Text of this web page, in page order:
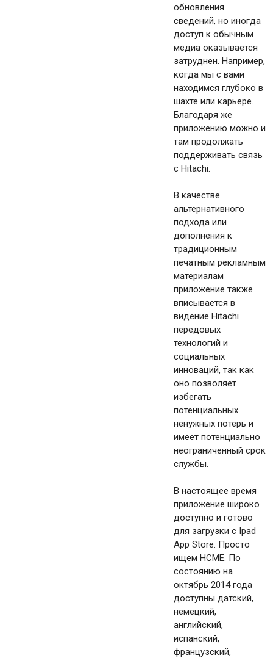
обновления
сведений, но иногда
доступ к обычным
медиа оказывается
затруднен. Например,
когда мы с вами
находимся глубоко в
шахте или карьере.
Благодаря же
приложению можно и
там продолжать
поддерживать связь
с Hitachi.
В качестве
альтернативного
подхода или
дополнения к
традиционным
печатным рекламным
материалам
приложение также
вписывается в
видение Hitachi
передовых
технологий и
социальных
инноваций, так как
оно позволяет
избегать
потенциальных
ненужных потерь и
имеет потенциально
неограниченный срок
службы.
В настоящее время
приложение широко
доступно и готово
для загрузки с Ipad
App Store. Просто
ищем HCME. По
состоянию на
октябрь 2014 года
доступны датский,
немецкий,
английский,
испанский,
французский,